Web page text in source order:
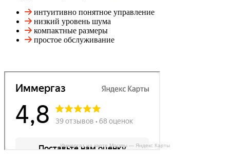
интуитивно понятное управление
низкий уровень шума
компактные размеры
простое обслуживание
Иммергаз на карте Москвы — Яндекс Карты